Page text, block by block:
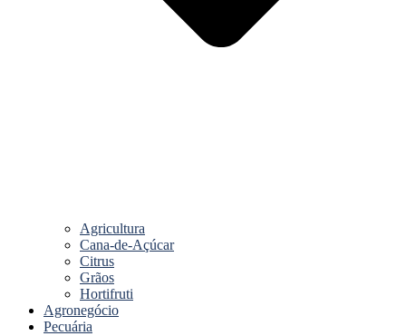
Agricultura
Cana-de-Açúcar
Citrus
Grãos
Hortifruti
Agronegócio
Pecuária